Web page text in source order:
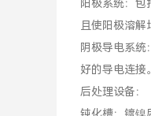
阳极系统：
且使阳极溶
阴极导电系统
好的导电连接
后处理设备：